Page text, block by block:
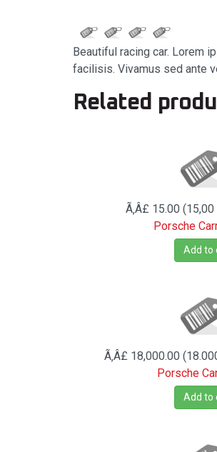
Beautiful racing car. Lorem
facilisis. Vivamus sed ante
Related
Ã‚Â£ 15.00
Porsche
Add to
Ã‚Â£ 18,000.00
Porsche
Add to